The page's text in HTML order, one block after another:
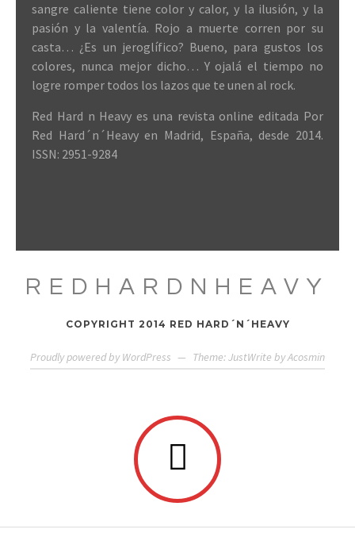
sangre caliente tiene color y calor, y la ilusión, y la
pasión y la valentía. Rojo a muerte corren por su
casta… ¿Es un jeroglífico? Bueno, para gustos los
colores, nunca mejor dicho… Y ojalá el tiempo no
logre romper todos los lazos que te unen al rock.
Red Hard n Heavy es una revista online editada Por
Red Hard´n´Heavy en Madrid, España, desde 2014.
ISSN: 2951-9284
REDHARDNHEAVY
COPYRIGHT 2014 RED HARD´N´HEAVY
Proudly powered by WordPress — Theme: JustWrite byAcosmin